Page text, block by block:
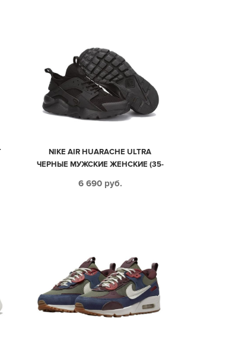
NIKE AIR HUARACHE ULTRA
ЧЕРНЫЕ МУЖСКИЕ ЖЕНСКИЕ (35-
6 690 руб.